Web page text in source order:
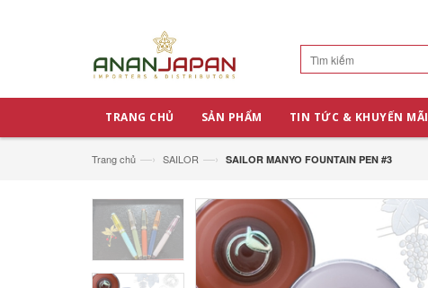
TRANG CHỦ SẢN PHẨM TIN TỨC & KHUYẾN MÃI
Trang chủ —› SAILOR —› SAILOR MANYO FOUNTAIN PEN #3